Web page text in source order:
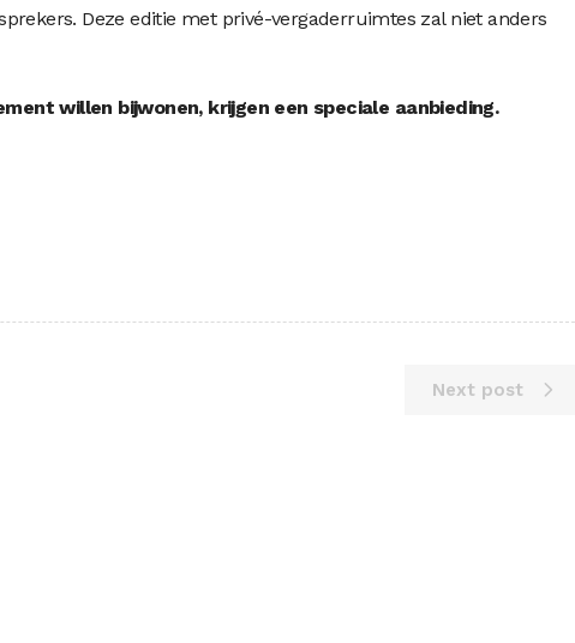
Deze editie met privé-vergaderruimtes zal niet anders
willen bijwonen, krijgen een speciale aanbieding.
Next post